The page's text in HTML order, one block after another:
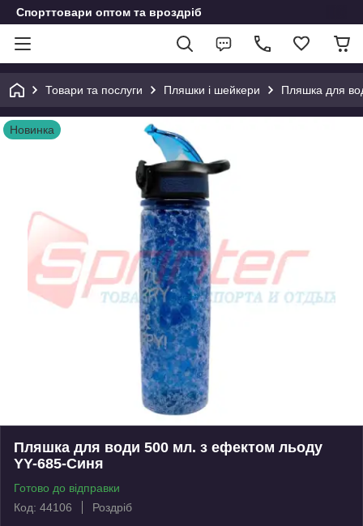
Спорттовари оптом та вроздріб
Товари та послуги Пляшки і шейкери Пляшка для
Новинка
Пляшка для води 500 мл. з ефектом льоду
YY-685-Синя
Готово до відправки
Код: 44106
Роздріб